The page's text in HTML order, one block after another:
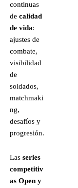
continuas
de calidad
de vida:
ajustes de
combate,
visibilidad
de
soldados,
matchmaki
ng,
desafíos y
progresión.
Las series
competitiv
as Open y